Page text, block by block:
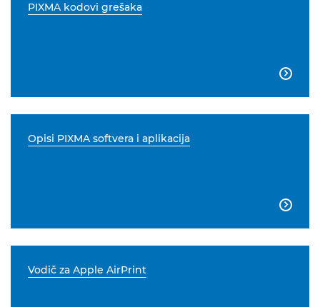
PIXMA kodovi grešaka

Opisi PIXMA softvera i aplikacija

Vodič za Apple AirPrint